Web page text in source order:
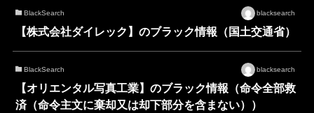
BlackSearch blacksearch
【株式会社ダイレック】のブラック情報（国土交通省）
BlackSearch blacksearch
【オリエンタル写真工業】のブラック情報（命令全部救
済（命令主文に棄却又は却下部分を含まない））